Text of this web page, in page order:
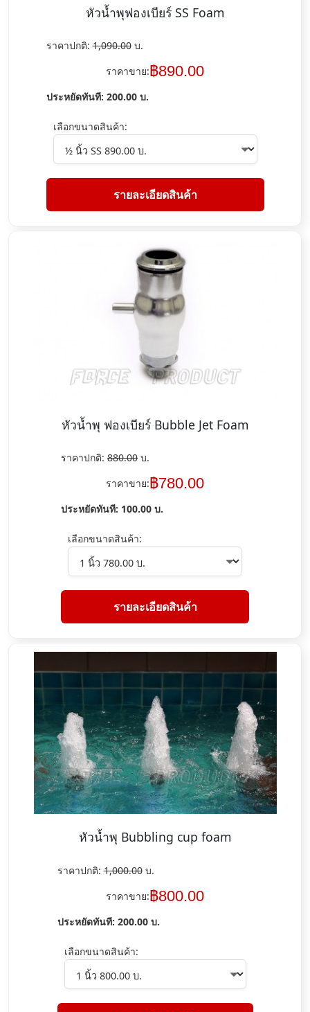
หัวน้ำพุฟองเบียร์ SS Foam
ราคาปกติ:1,090.00บ.
ราคาขาย:฿890.00
ประหยัดทันที: 200.00บ.
เลือกขนาดสินค้า:
รายละเอียดสินค้า
หัวน้ำพุ ฟองเบียร์ Bubble Jet Foam
ราคาปกติ: 880.00 บ.
ราคาขาย: ฿780.00
ประหยัดทันที: 100.00 บ.
เลือกขนาดสินค้า:
รายละเอียดสินค้า
หัวน้ำพุ Bubbling cup foam
ราคาปกติ:1,000.00บ.
ราคาขาย:฿800.00
ประหยัดทันที: 200.00บ.
เลือกขนาดสินค้า: